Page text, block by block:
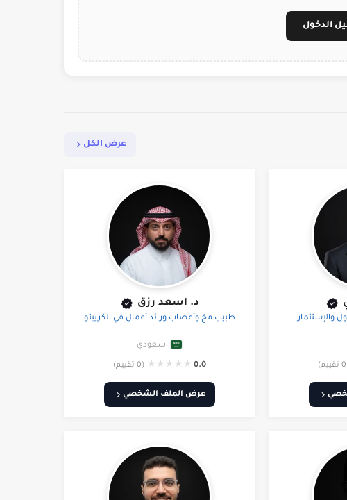
الدخول
عرض الكل
والإستثمار
د. اسعد رزق
طبيب مخ وأعصاب ورائد أعمال في الكريبتو
سعودي
0.0
★
★
★
★
★ (0 تقييم)
عرض الملف الشخصي